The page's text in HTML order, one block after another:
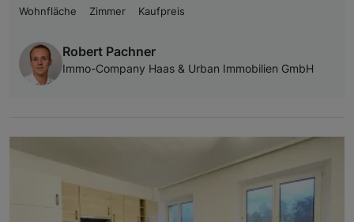
Wohnfläche
Zimmer Kaufpreis
Robert Pachner
Immo-Company Haas & Urban Immobilien GmbH